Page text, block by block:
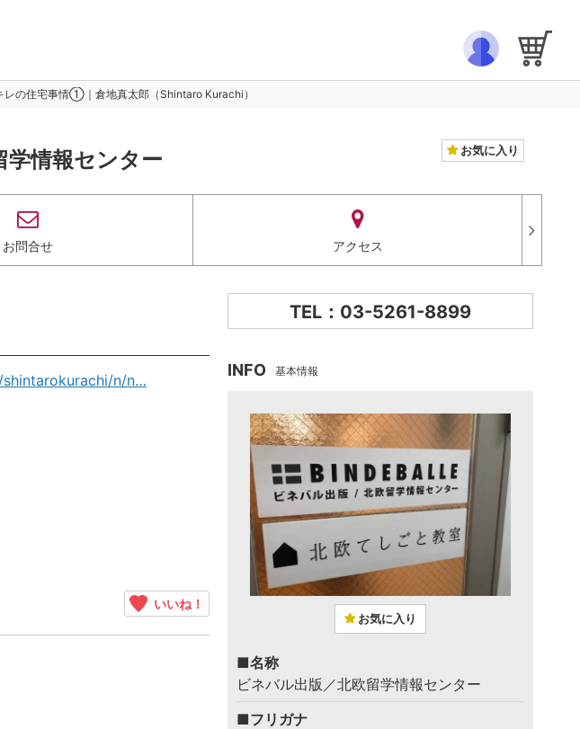
レの住宅事情①｜倉地真太郎（Shintaro Kurachi）
学情報センター お気に入り
お問合せ アクセス
n/n…
いいね！
TEL：03-5261-8899
INFO 基本情報
お気に入り
■名称
ビネバル出版／北欧留学情報センター
■フリガナ